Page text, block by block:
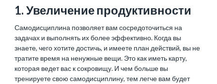
1. Увеличение продуктивности
Самодисциплина позволяет вам сосредоточиться на
задачах и выполнять их более эффективно. Когда вы
знаете, чего хотите достичь, и имеете план действий, вы не
тратите время на ненужные вещи. Это как иметь карту,
которая ведет вас к сокровищу. И чем больше вы
тренируете свою самодисциплину, тем легче вам будет